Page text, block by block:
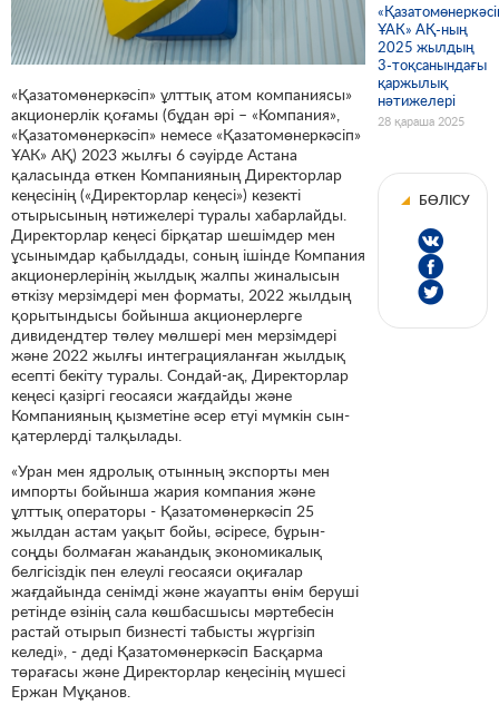
«Қазатомөнеркәсіп» ұлттық атом компаниясы»
акционерлік қоғамы (бұдан әрі – «Компания»,
«Қазатомөнеркәсіп» немесе «Қазатомөнеркәсіп»
ҰАК» АҚ) 2023 жылғы 6 сәуірде Астана
қаласында өткен Компанияның Директорлар
кеңесінің («Директорлар кеңесі») кезекті
отырысының нәтижелері туралы хабарлайды.
Директорлар кеңесі бірқатар шешімдер мен
ұсынымдар қабылдады, соның ішінде Компания
акционерлерінің жылдық жалпы жиналысын
өткізу мерзімдері мен форматы, 2022 жылдың
қорытындысы бойынша акционерлерге
дивидендтер төлеу мөлшері мен мерзімдері
және 2022 жылғы интеграцияланған жылдық
есепті бекіту туралы. Сондай-ақ, Директорлар
кеңесі қазіргі геосаяси жағдайды және
Компанияның қызметіне әсер етуі мүмкін сын-
қатерлерді талқылады.
«Уран мен ядролық отынның экспорты мен
импорты бойынша жария компания және
ұлттық операторы - Қазатомөнеркәсіп 25
жылдан астам уақыт бойы, әсіресе, бұрын-
соңды болмаған жаһандық экономикалық
белгісіздік пен елеулі геосаяси оқиғалар
жағдайында сенімді және жауапты өнім беруші
ретінде өзінің сала көшбасшысы мәртебесін
растай отырып бизнесті табысты жүргізіп
келеді», - деді Қазатомөнеркәсіп Басқарма
төрағасы және Директорлар кеңесінің мүшесі
Ержан Мұқанов.
ҰАК» АҚ-ның
2025 жылдың
3-тоқсанындағы
қаржылық
нәтижелері
28 қараша 2025
БӨЛІСУ